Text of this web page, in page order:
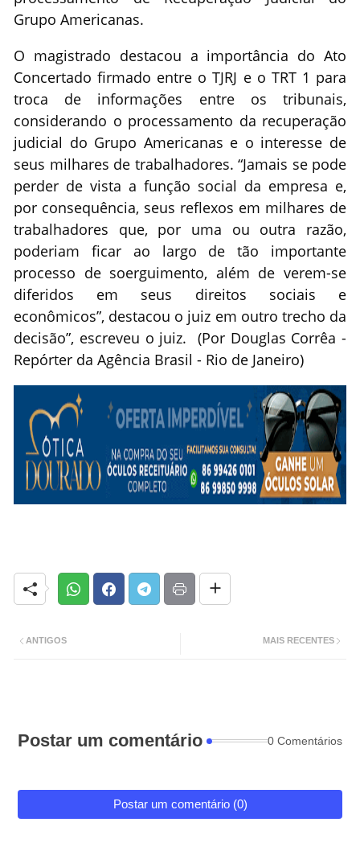
Grupo Americanas.
O magistrado destacou a importância do Ato
Concertado firmado entre o TJRJ e o TRT 1 para
troca de informações entre os tribunais,
considerando o processamento da recuperação
judicial do Grupo Americanas e o interesse de
seus milhares de trabalhadores. “Jamais se pode
perder de vista a função social da empresa e,
por consequência, seus reflexos em milhares de
trabalhadores que, por uma ou outra razão,
poderiam ficar ao largo de tão importante
processo de soerguimento, além de verem-se
diferidos em seus direitos sociais e
econômicos”, destacou o juiz em outro trecho da
decisão”, escreveu o juiz. (Por Douglas Corrêa -
Repórter da Agência Brasil - Rio de Janeiro)
MAIS RECENTES
ANTIGOS
Postar um comentário 0 Comentários
Postar um comentário (0)